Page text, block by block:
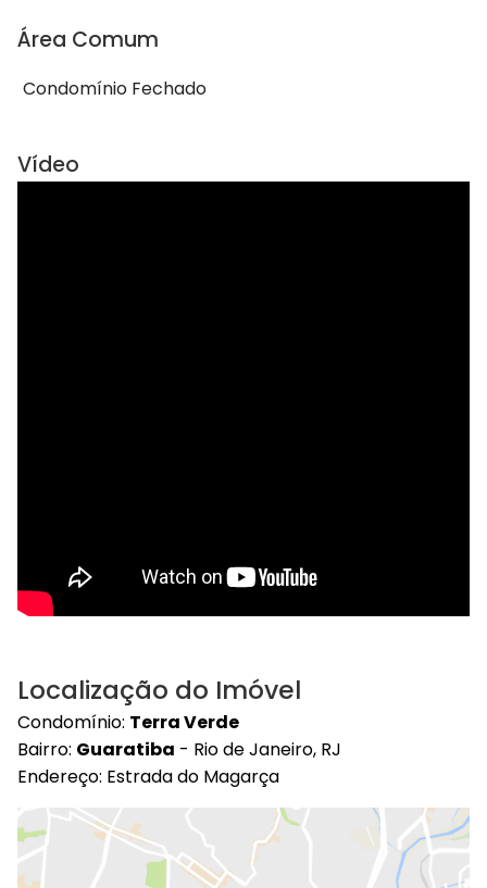
Área Comum
Condomínio Fechado
Vídeo
Localização do Imóvel
Condomínio: Terra Verde
Bairro: Guaratiba - Rio de Janeiro, RJ
Endereço: Estrada do Magarça